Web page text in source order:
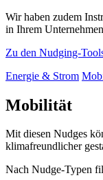
Wir haben zudem
in Ihrem
Zu den Nudging-
Energie & Strom
Mobilität
Mit diesen Nudges
klimafreundlicher
Nach Nudge-Typen